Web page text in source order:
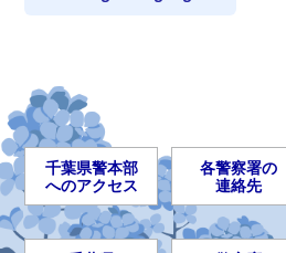
千葉県警本部
へのアクセス
各警察署の
連絡先